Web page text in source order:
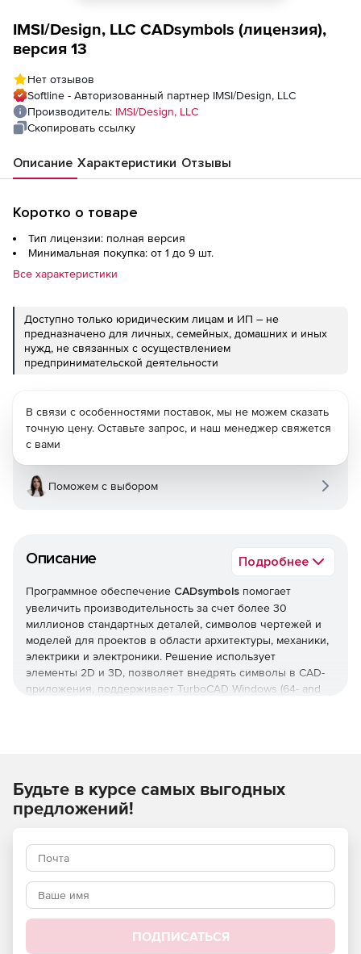
IMSI/Design, LLC CADsymbols (лицензия),
версия 13
Нет отзывов
Softline - Авторизованный партнер IMSI/Design, LLC
Производитель: IMSI/Design, LLC
Скопировать ссылку
Описание Характеристики Отзывы
Коротко о товаре
Тип лицензии: полная версия
Минимальная покупка: от 1 до 9 шт.
Все характеристики
Доступно только юридическим лицам и ИП – не
предназначено для личных, семейных, домашних и иных
нужд, не связанных с осуществлением
предпринимательской деятельности
Описание Подробнее
Программное обеспечение CADsymbols помогает
увеличить производительность за счет более 30
миллионов стандартных деталей, символов чертежей и
моделей для проектов в области архитектуры, механики,
электрики и электроники. Решение использует
элементы 2D и 3D, позволяет внедрять символы в CAD-
приложения, поддерживает TurboCAD Windows (64- and
В связи с особенностями поставок, мы не можем сказать
точную цену. Оставьте запрос, и наш менеджер свяжется
с вами
Поможем с выбором
Будьте в курсе самых выгодных
предложений!
ПОДПИСАТЬСЯ